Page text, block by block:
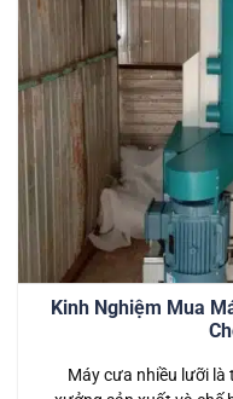
Kinh Nghiệm Mua
Máy cưa nhiều lưỡi